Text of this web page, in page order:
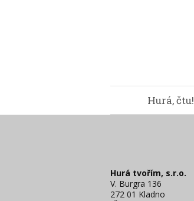
Hurá, čtu!
Hurá tvořím, s.r.o.
V. Burgra 136
272 01 Kladno